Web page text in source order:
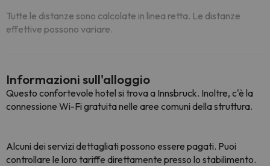
Tutte le distanze sono calcolate in linea retta. Le distanze
effettive possono variare.
Informazioni sull'alloggio
Questo confortevole hotel si trova a Innsbruck. Inoltre, c'è la
connessione Wi-Fi gratuita nelle aree comuni della struttura.
Alcuni dei servizi dettagliati possono essere pagati. Puoi
controllare le loro tariffe direttamente presso lo stabilimento.